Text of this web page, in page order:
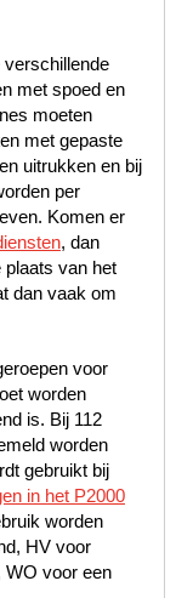
verschillende
met spoed en
moeten
met gepaste
uitrukken en bij
per
Komen er
, dan
plaats van het
dan vaak om
voor
worden
is. Bij 112
worden
gebruikt bij
in het P2000
worden
HV voor
WO voor een